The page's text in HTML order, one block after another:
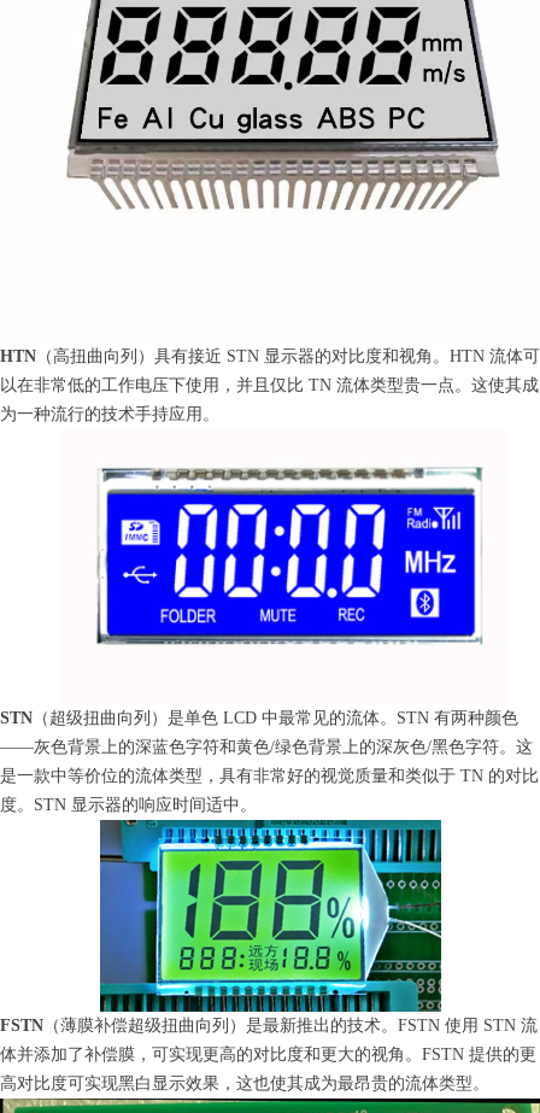
HTN （高扭曲向列）具有接近 STN 显示器的对比度和视角。HTN 流体可
以在非常低的工作电压下使用，并且仅比 TN 流体类型贵一点。这使其成
为一种流行的技术手持应用。
STN （超级扭曲向列）是单色 LCD 中最常见的流体。STN 有两种颜色
——灰色背景上的深蓝色字符和黄色/绿色背景上的深灰色/黑色字符。这
是一款中等价位的流体类型，具有非常好的视觉质量和类似于 TN 的对比
度。STN 显示器的响应时间适中。
FSTN （薄膜补偿超级扭曲向列）是最新推出的技术。FSTN 使用 STN 流
体并添加了补偿膜，可实现更高的对比度和更大的视角。FSTN 提供的更
高对比度可实现黑白显示效果，这也使其成为最昂贵的流体类型。